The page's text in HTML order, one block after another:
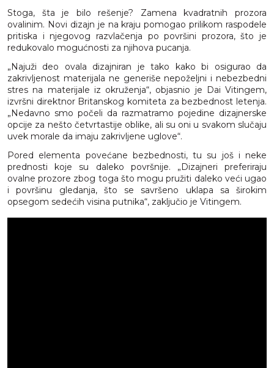
Stoga, šta je bilo rešenje? Zamena kvadratnih prozora
ovalinim. Novi dizajn je na kraju pomogao prilikom raspodele
pritiska i njegovog razvlačenja po površini prozora, što je
redukovalo mogućnosti za njihova pucanja.
„Najuži deo ovala dizajniran je tako kako bi osigurao da
zakrivljenost materijala ne generiše nepoželjni i nebezbedni
stres na materijale iz okruženja“, objasnio je Dai Vitingem,
izvršni direktnor Britanskog komiteta za bezbednost letenja.
„Nedavno smo počeli da razmatramo pojedine dizajnerske
opcije za nešto četvrtastije oblike, ali su oni u svakom slučaju
uvek morale da imaju zakrivljene uglove“.
Pored elementa povećane bezbednosti, tu su još i neke
prednosti koje su daleko površnije. „Dizajneri preferiraju
ovalne prozore zbog toga što mogu pružiti daleko veći ugao
i površinu gledanja, što se savršeno uklapa sa širokim
opsegom sedećih visina putnika“, zaključio je Vitingem.